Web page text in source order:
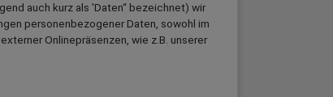
auch kurz als 'Daten“ bezeichnet) wir
personenbezogener Daten, sowohl im
Onlinepräsenzen, wie z.B. unserer